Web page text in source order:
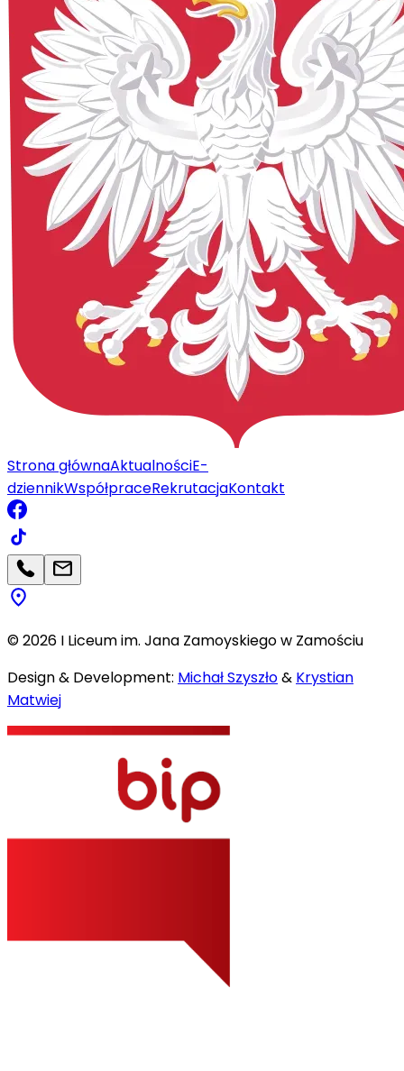
Strona głównaAktualnościE-
dziennikWspółpraceRekrutacjaKontakt
©2026 I Liceum im. Jana Zamoyskiego w Zamościu
Design & Development: Michał Szyszło& Krystian
Matwiej